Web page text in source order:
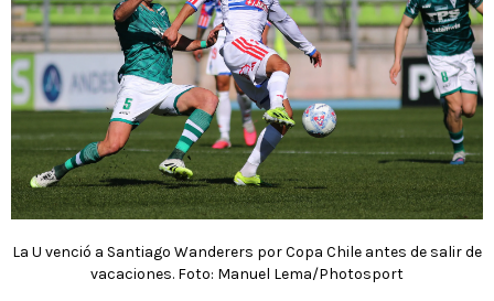
La U venció a Santiago Wanderers por Copa Chile antes de salir de
vacaciones. Foto: Manuel Lema/Photosport